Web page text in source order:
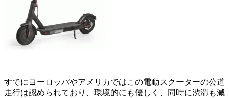
すでにヨーロッパやアメリカではこの電動スクーターの公道
走行は認められており、環境的にも優しく、同時に渋滞も減